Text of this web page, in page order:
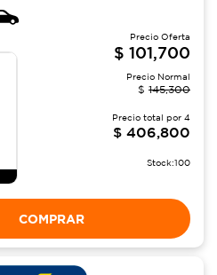
Precio Oferta
$ 101,700
Precio Normal
$ 145,300
Precio total por 4
$ 406,800
Stock:100
COMPRAR